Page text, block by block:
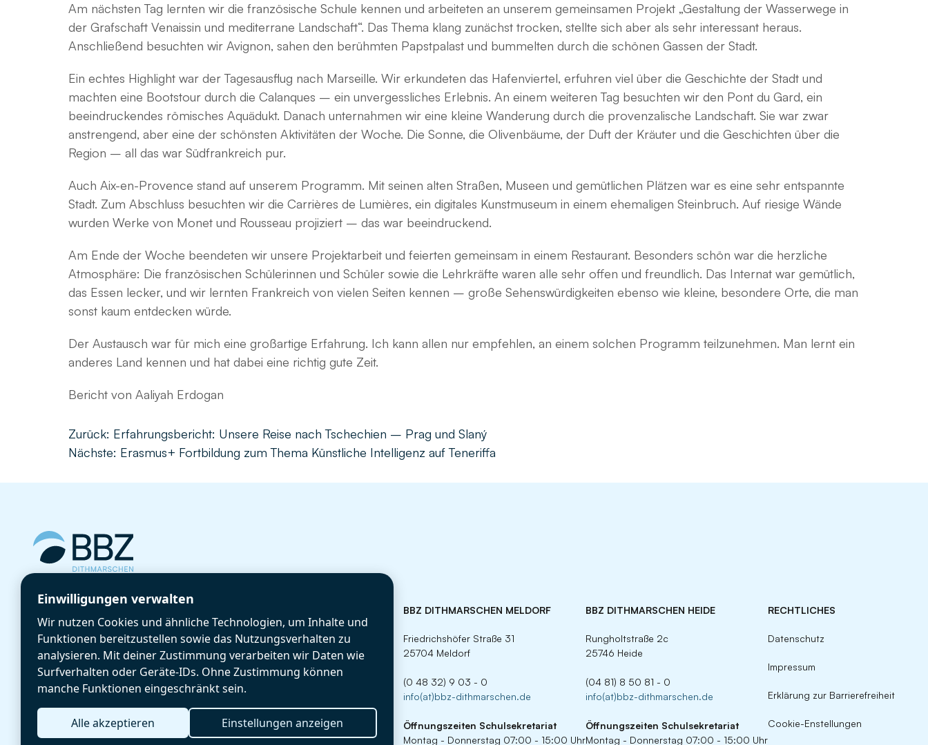
Am nächsten Tag lernten wir die französische Schule kennen und arbeiteten an unserem gemeinsamen Projekt „Gestaltung der Wasserwege in
der Grafschaft Venaissin und mediterrane Landschaft“. Das Thema klang zunächst trocken, stellte sich aber als sehr interessant heraus.
Anschließend besuchten wir Avignon, sahen den berühmten Papstpalast und bummelten durch die schönen Gassen der Stadt.
Ein echtes Highlight war der Tagesausflug nach Marseille. Wir erkundeten das Hafenviertel, erfuhren viel über die Geschichte der Stadt und
machten eine Bootstour durch die Calanques – ein unvergessliches Erlebnis. An einem weiteren Tag besuchten wir den Pont du Gard, ein
beeindruckendes römisches Aquädukt. Danach unternahmen wir eine kleine Wanderung durch die provenzalische Landschaft. Sie war zwar
anstrengend, aber eine der schönsten Aktivitäten der Woche. Die Sonne, die Olivenbäume, der Duft der Kräuter und die Geschichten über die
Region – all das war Südfrankreich pur.
Auch Aix-en-Provence stand auf unserem Programm. Mit seinen alten Straßen, Museen und gemütlichen Plätzen war es eine sehr entspannte
Stadt. Zum Abschluss besuchten wir die Carrières de Lumières, ein digitales Kunstmuseum in einem ehemaligen Steinbruch. Auf riesige Wände
wurden Werke von Monet und Rousseau projiziert – das war beeindruckend.
Am Ende der Woche beendeten wir unsere Projektarbeit und feierten gemeinsam in einem Restaurant. Besonders schön war die herzliche
Atmosphäre: Die französischen Schülerinnen und Schüler sowie die Lehrkräfte waren alle sehr offen und freundlich. Das Internat war gemütlich,
das Essen lecker, und wir lernten Frankreich von vielen Seiten kennen – große Sehenswürdigkeiten ebenso wie kleine, besondere Orte, die man
sonst kaum entdecken würde.
Der Austausch war für mich eine großartige Erfahrung. Ich kann allen nur empfehlen, an einem solchen Programm teilzunehmen. Man lernt ein
anderes Land kennen und hat dabei eine richtig gute Zeit.
Bericht von Aaliyah Erdogan
Beitragsnavigation
Zurück: Erfahrungsbericht: Unsere Reise nach Tschechien – Prag und Slaný
Nächste: Erasmus+ Fortbildung zum Thema Künstliche Intelligenz auf Teneriffa
GetBIZzy
Anmeldung
Aktuelles
BBZ DITHMARSCHEN MELDORF
Friedrichshöfer Straße 31
25704 Meldorf
(0 48 32) 9 03 - 0
info(at)bbz-dithmarschen.de
Öffnungszeiten Schulsekretariat
Montag - Donnerstag 07:00 - 15:00 Uhr
BBZ DITHMARSCHEN HEIDE
Rungholtstraße 2c
25746 Heide
(04 81) 8 50 81 - 0
info(at)bbz-dithmarschen.de
Öffnungszeiten Schulsekretariat
Montag - Donnerstag 07:00 - 15:00 Uhr
RECHTLICHES
Datenschutz
Impressum
Erklärung zur Barrierefreiheit
Cookie-Enstellungen
Cookie-Einstellungen
Einwilligungen verwalten
Wir nutzen Cookies und ähnliche Technologien, um Inhalte und
Funktionen bereitzustellen sowie das Nutzungsverhalten zu
analysieren. Mit deiner Zustimmung verarbeiten wir Daten wie
Surfverhalten oder Geräte-IDs. Ohne Zustimmung können
manche Funktionen eingeschränkt sein.
Alle akzeptieren Einstellungen anzeigen